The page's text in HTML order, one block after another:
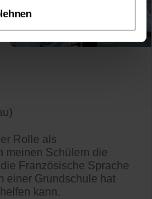
Rolle als
meinen Schülern die
Französische Sprache
einer Grundschule hat
kann.